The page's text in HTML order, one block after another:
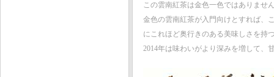
この雲南紅茶は金色一色ではありませ
金色の雲南紅茶が入門向けとすれば、
にこれほど奥行きのある美味しさを持
2014年は味わいがより深みを増して、